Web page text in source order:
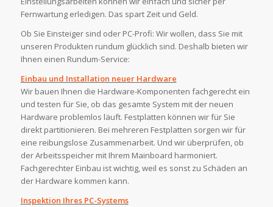
Fernwartung erledigen. Das spart Zeit und Geld.
Ob Sie Einsteiger sind oder PC-Profi: Wir wollen, dass Sie mit
unseren Produkten rundum glücklich sind. Deshalb bieten wir
Ihnen einen Rundum-Service:
Einbau und Installation neuer Hardware
Wir bauen Ihnen die Hardware-Komponenten fachgerecht ein
und testen für Sie, ob das gesamte System mit der neuen
Hardware problemlos läuft. Festplatten können wir für Sie
direkt partitionieren. Bei mehreren Festplatten sorgen wir für
eine reibungslose Zusammenarbeit. Und wir überprüfen, ob
der Arbeitsspeicher mit Ihrem Mainboard harmoniert.
Fachgerechter Einbau ist wichtig, weil es sonst zu Schäden an
der Hardware kommen kann.
Inspektion Ihres PC-Systems